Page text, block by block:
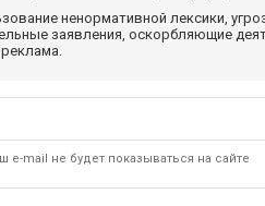
ненормативной лексики,
заявления, оскорбляющие
e-mail не будет показываться на сайте